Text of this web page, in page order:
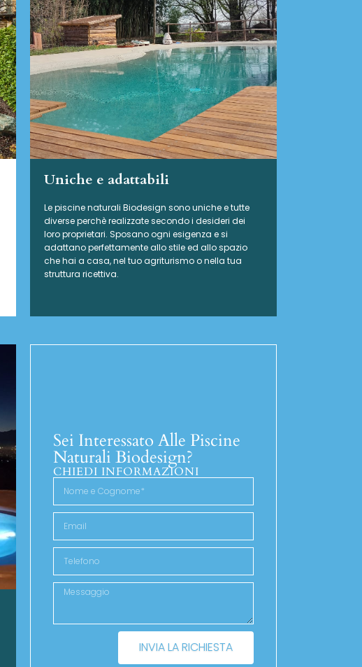
Uniche e adattabili
Le piscine naturali Biodesign sono uniche e tutte
diverse perchè realizzate secondo i desideri dei
loro proprietari. Sposano ogni esigenza e si
adattano perfettamente allo stile ed allo spazio
che hai a casa, nel tuo agriturismo o nella tua
struttura ricettiva.
Sei Interessato Alle Piscine
Naturali Biodesign?
CHIEDI INFORMAZIONI
INVIA LA RICHIESTA